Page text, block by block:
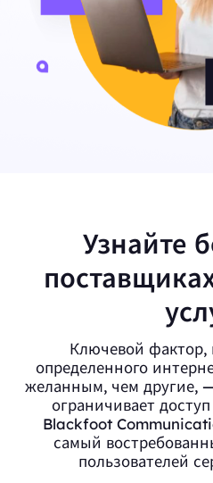
Узнайте
Ключевой фактор,
определенного
желанным, чем другие,
ограничивает
Blackfoot
самый
пользователей